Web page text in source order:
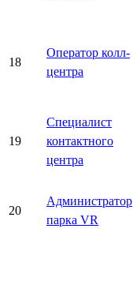
18
Оператор колл-
центра
19
Специалист
контактного
центра
20
Администратор
парка VR